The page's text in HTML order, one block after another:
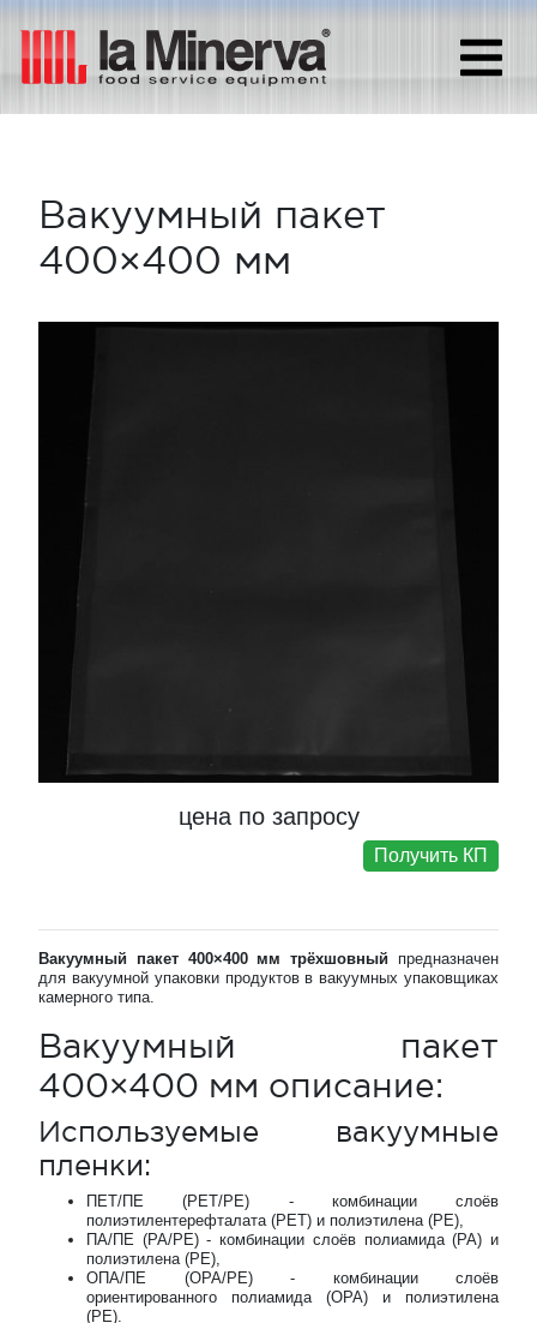
Вакуумный пакет
400×400 мм
цена по запросу
Получить КП
Вакуумный пакет 400×400 мм трёхшовный предназначен
для вакуумной упаковки продуктов в вакуумных упаковщиках
камерного типа.
Вакуумный пакет
400×400 мм описание:
Используемые вакуумные
пленки:
ПЕТ/ПЕ (PET/PE) - комбинации слоёв
полиэтилентерефталата (PET) и полиэтилена (PE),
ПА/ПЕ (PA/PE) - комбинации слоёв полиамида (PA) и
полиэтилена (PE),
ОПА/ПЕ (OPA/PE) - комбинации слоёв
ориентированного полиамида (OPA) и полиэтилена
(PE).